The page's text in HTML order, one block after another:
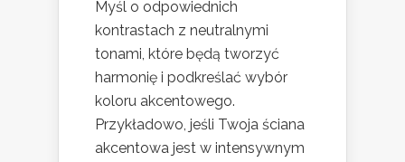
Myśl o odpowiednich
kontrastach z neutralnymi
tonami, które będą tworzyć
harmonię i podkreślać wybór
koloru akcentowego.
Przykładowo, jeśli Twoja ściana
akcentowa jest w intensywnym